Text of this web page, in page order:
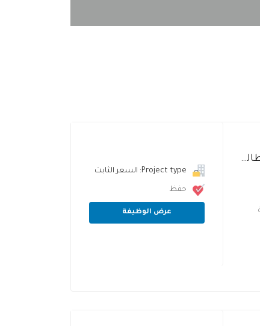
مطلوب معلمة لغة عربية ولغة انجليزية ورياضيات لطالب في الصف الخامس في نابلس الجبل االشمالي
Project type: السعر الثابت
حفظ
عرض الوظيفة